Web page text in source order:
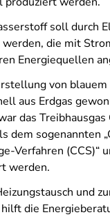
soll durch
die mit
Energiequellen
von
aus Erdgas
das
dem sogenannten
Verfahren (CCS)“
werden.
und
die